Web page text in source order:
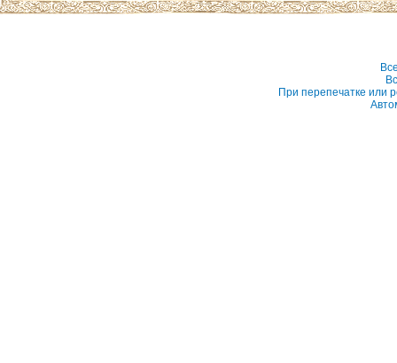
При перепечатке или